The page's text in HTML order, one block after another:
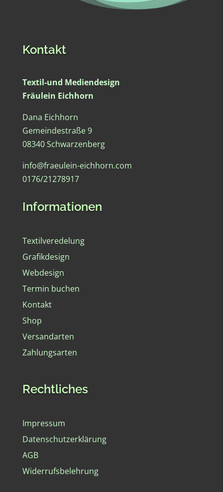
Kontakt
Textil-und Mediendesign
Fräulein Eichhorn
Dana Eichhorn
Gemeindestraße 9
08340 Schwarzenberg
info@fraeulein-eichhorn.com
0176/21278917
Informationen
Textilveredelung
Grafikdesign
Webdesign
Termin buchen
Kontakt
Shop
Versandarten
Zahlungsarten
Rechtliches
Impressum
Datenschutzerklärung
AGB
Widerrufsbelehrung